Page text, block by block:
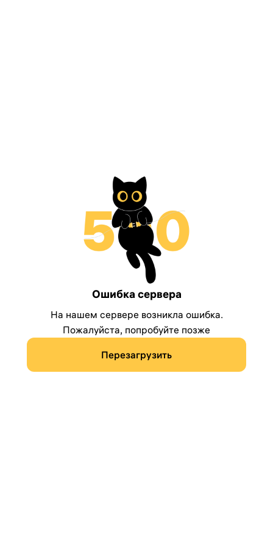
Ошибка сервера
На нашем сервере возникла ошибка.
Пожалуйста, попробуйте позже
Перезагрузить